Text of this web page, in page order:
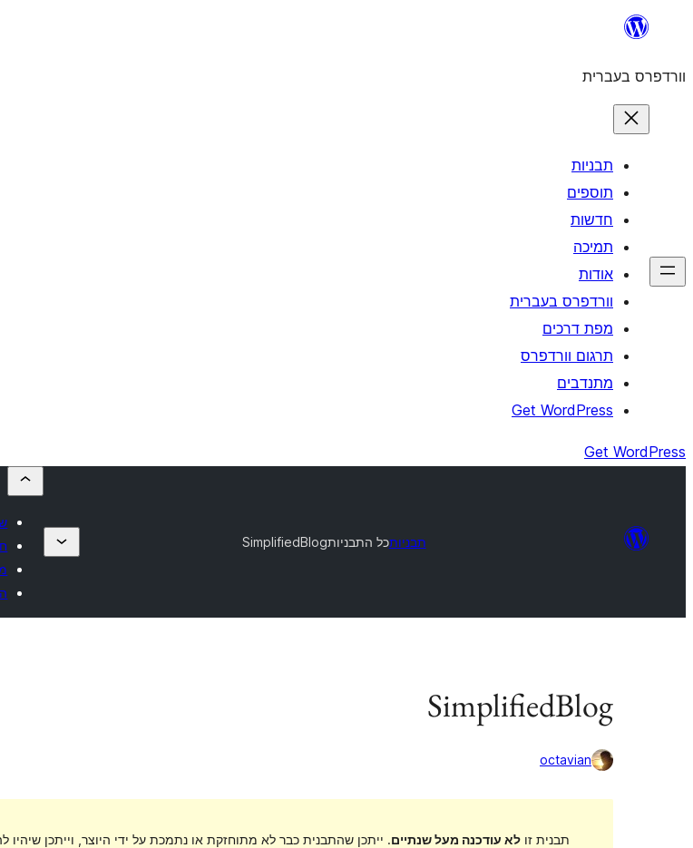
וורדפרס בעברית
תבניות
תוספים
חדשות
תמיכה
אודות
וורדפרס בעברית
מפת דרכים
תרגום וורדפרס
מתנדבים
Get WordPress
Get WordPress
תבניותכל התבניותSimplifiedBlog
SimplifiedBlog
octavian
תבנית זולא עודכנה מעל שנתיים. ייתכן שהתבנית כבר לא מתוחזקת או נתמכת על ידי היוצר, וייתכן שיהיו